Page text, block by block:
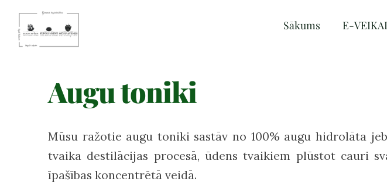
Sākums E-
Augu toniki
Mūsu ražotie augu toniki sastāv no 100% augu hidrolāta
tvaika destilācijas procesā, ūdens tvaikiem plūstot cauri
īpašības koncentrētā veidā.